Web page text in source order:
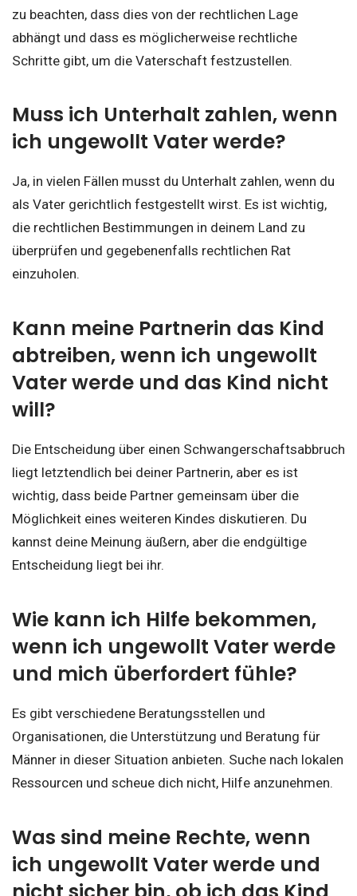
zu beachten, dass dies von der rechtlichen Lage
abhängt und dass es möglicherweise rechtliche
Schritte gibt, um die Vaterschaft festzustellen.
Muss ich Unterhalt zahlen, wenn
ich ungewollt Vater werde?
Ja, in vielen Fällen musst du Unterhalt zahlen, wenn du
als Vater gerichtlich festgestellt wirst. Es ist wichtig,
die rechtlichen Bestimmungen in deinem Land zu
überprüfen und gegebenenfalls rechtlichen Rat
einzuholen.
Kann meine Partnerin das Kind
abtreiben, wenn ich ungewollt
Vater werde und das Kind nicht
will?
Die Entscheidung über einen Schwangerschaftsabbruch
liegt letztendlich bei deiner Partnerin, aber es ist
wichtig, dass beide Partner gemeinsam über die
Möglichkeit eines weiteren Kindes diskutieren. Du
kannst deine Meinung äußern, aber die endgültige
Entscheidung liegt bei ihr.
Wie kann ich Hilfe bekommen,
wenn ich ungewollt Vater werde
und mich überfordert fühle?
Es gibt verschiedene Beratungsstellen und
Organisationen, die Unterstützung und Beratung für
Männer in dieser Situation anbieten. Suche nach lokalen
Ressourcen und scheue dich nicht, Hilfe anzunehmen.
Was sind meine Rechte, wenn
ich ungewollt Vater werde und